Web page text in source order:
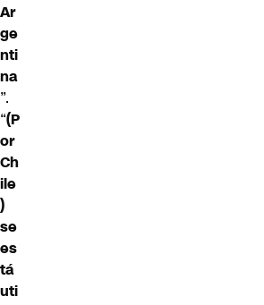
Ar
ge
nti
na
”.
“(P
or
Ch
ile
)
se
es
tá
uti